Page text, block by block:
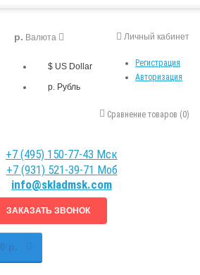
Личный кабинет
Регистрация
Авторизация
р. Валюта
$ US Dollar
р. Рубль
Сравнение товаров (0)
+7 (495) 150-77-43 Мск
+7 (931) 521-39-71 Моб
info@skladmsk.com
ЗАКАЗАТЬ ЗВОНОК
0 р.